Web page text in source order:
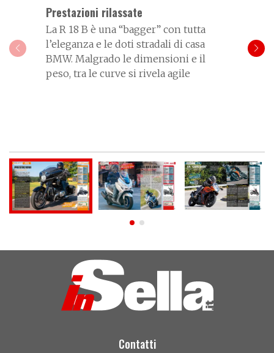
Prestazioni rilassate
La R 18 B è una “bagger” con tutta
l’eleganza e le doti stradali di casa
BMW. Malgrado le dimensioni e il
peso, tra le curve si rivela agile
Contatti